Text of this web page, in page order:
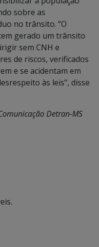
sobre as
no trânsito. “O
gerado um trânsito
sem CNH e
de riscos, verificados
e se acidentam em
às leis”, disse
Detran-MS